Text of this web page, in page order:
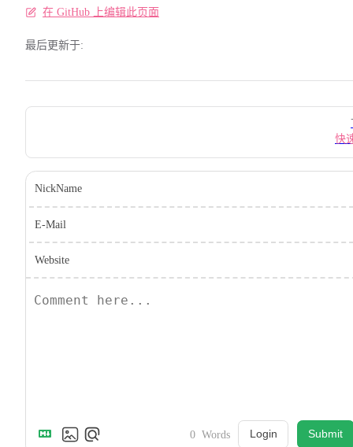
在 GitHub 上编辑此页面
最后更新于:
Pager
快
NickName
E-Mail
Website
0 Words Login Submit